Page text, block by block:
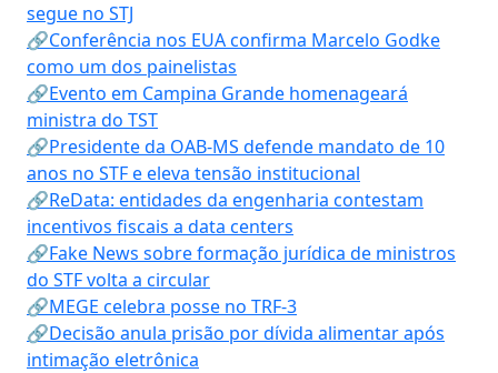
segue no STJ
🔗Conferência nos EUA confirma Marcelo Godke
como um dos painelistas
🔗Evento em Campina Grande homenageará
ministra do TST
🔗Presidente da OAB-MS defende mandato de 10
anos no STF e eleva tensão institucional
🔗ReData: entidades da engenharia contestam
incentivos fiscais a data centers
🔗Fake News sobre formação jurídica de ministros
do STF volta a circular
🔗MEGE celebra posse no TRF-3
🔗Decisão anula prisão por dívida alimentar após
intimação eletrônica